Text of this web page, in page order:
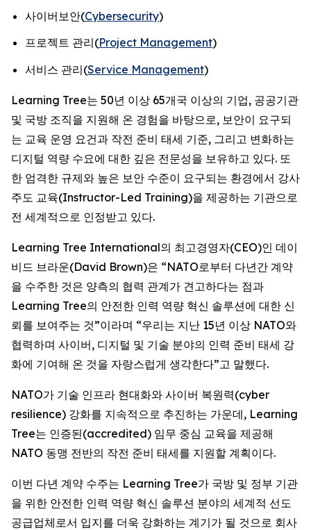
사이버보안(Cybersecurity)
프로젝트 관리(Project Management)
서비스 관리(Service Management)
Learning Tree는 50년 이상 65개국 이상의 기업, 공공기관
및 국방 조직을 지원해 온 경험을 바탕으로, 보안이 요구되
는 교육 운영 요건과 작전 준비 태세 기준, 그리고 변화하는
디지털 역량 수요에 대한 깊은 전문성을 보유하고 있다. 또
한 엄격한 규제와 높은 보안 수준이 요구되는 환경에서 강사
주도 교육(Instructor-Led Training)을 제공하는 기관으로
전 세계적으로 인정받고 있다.
Learning Tree International의 최고경영자(CEO)인 데이
비드 브라운(David Brown)은 “NATO로부터 다년간 계약
을 수주한 것은 양측의 협력 관계가 견고하다는 점과
Learning Tree의 안전한 인력 역량 혁신 솔루션에 대한 신
뢰를 보여주는 것”이라며 “우리는 지난 15년 이상 NATO와
협력하며 사이버, 디지털 및 기술 분야의 인력 준비 태세 강
화에 기여해 온 것을 자랑스럽게 생각한다”고 말했다.
NATO가 기술 인프라 현대화와 사이버 복원력(cyber
resilience) 강화를 지속적으로 추진하는 가운데, Learning
Tree는 인증된(accredited) 임무 중심 교육을 제공해
NATO 동맹 전반의 작전 준비 태세를 지원할 계획이다.
이번 다년 계약 수주는 Learning Tree가 국방 및 정부 기관
을 위한 안전한 인력 역량 혁신 솔루션 분야의 세계적 선도
공급업체로서 입지를 더욱 강화하는 계기가 될 것으로 회사